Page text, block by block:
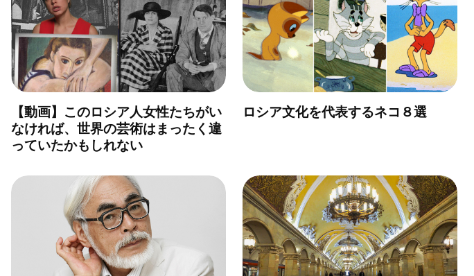
【動画】このロシア人女性たちがい
なければ、世界の芸術はまったく違
っていたかもしれない
ロシア文化を代表するネコ８選